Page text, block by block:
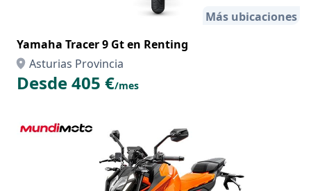
Más ubicaciones
Yamaha Tracer 9 Gt en Renting
Asturias Provincia
Desde 405 €/mes